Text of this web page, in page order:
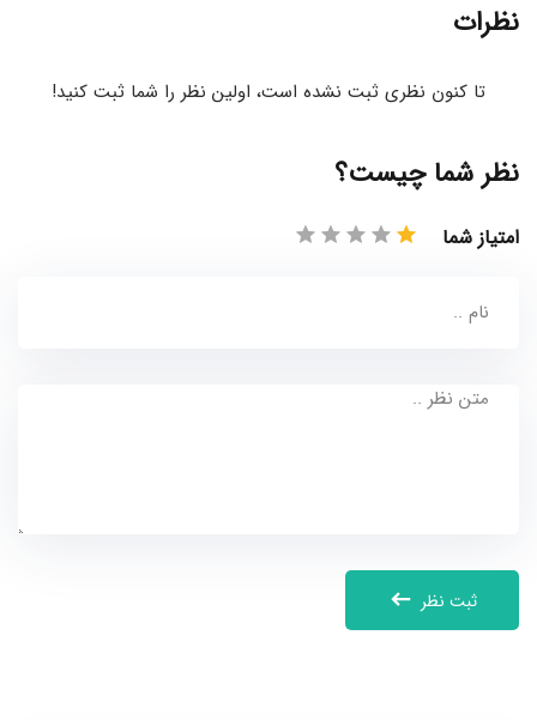
نظرات
تا کنون نظری ثبت نشده است، اولین نظر را شما ثبت کنید!
نظر شما چیست؟
امتیاز شما
ثبت نظر